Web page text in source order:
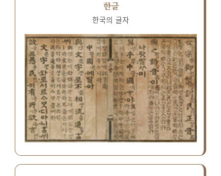
한글
한국의 글자